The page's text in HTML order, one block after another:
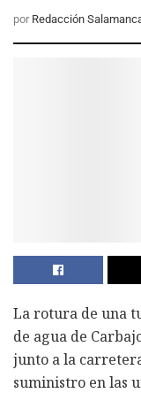
por Redacción
La rotura de una
de agua de
junto a la
suministro en las